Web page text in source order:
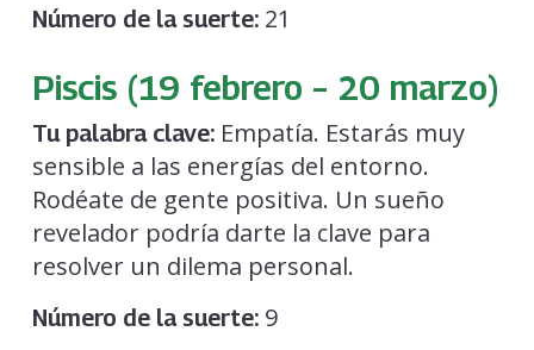
Número de la suerte:21
Piscis (19 febrero – 20 marzo)
Tu palabra clave:Empatía. Estarás muy
sensible a las energías del entorno.
Rodéate de gente positiva. Un sueño
revelador podría darte la clave para
resolver un dilema personal.
Número de la suerte:9